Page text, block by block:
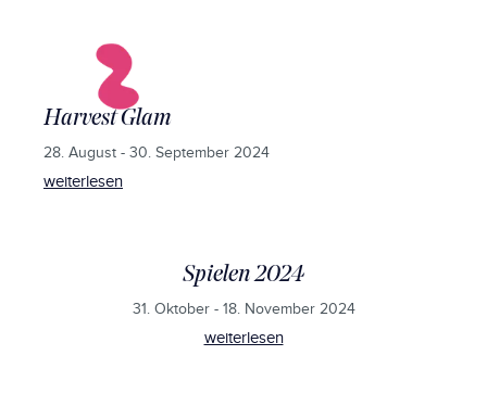
Harvest Glam
28. August - 30. September 2024
weiterlesen
Spielen 2024
31. Oktober - 18. November 2024
weiterlesen